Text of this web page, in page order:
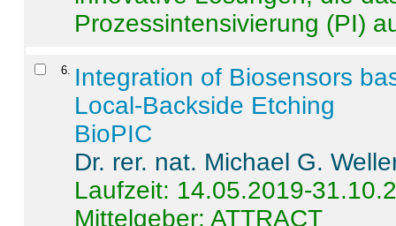
Prozessintensivierung (PI)
6
Integration of Biosensors
Local-Backside Etching
BioPIC
Dr. rer. nat. Michael G.
Laufzeit: 14.05.2019-
Mittelgeber: ATTRACT